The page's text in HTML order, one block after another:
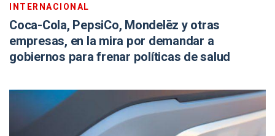
INTERNACIONAL
Coca-Cola, PepsiCo, Mondelēz y otras
empresas, en la mira por demandar a
gobiernos para frenar políticas de salud